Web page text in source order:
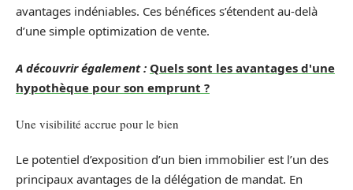
avantages indéniables. Ces bénéfices s’étendent au-delà
d’une simple optimization de vente.
A découvrir également : Quels sont les avantages d'une
hypothèque pour son emprunt ?
Une visibilité accrue pour le bien
Le potentiel d’exposition d’un bien immobilier est l’un des
principaux avantages de la délégation de mandat. En